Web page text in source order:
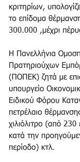
κριτηρίων,
το επίδομα
300.000 ,μέχρι
Η Πανελλήνια
Πρατηριούχων
(ΠΟΠΕΚ) ζητά με
υπουργείο
Ειδικού Φόρου
πετρέλαιο
χιλιόλιτρο (από
κατά την
περίοδο) κτλ.